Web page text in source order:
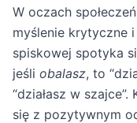
W oczach
myślenie krytyczne
spiskowej spotyka
jeśli obalasz, to
“działasz w
się z pozytywnym